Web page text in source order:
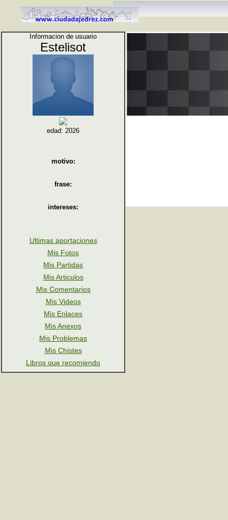
Informacion de usuario
Estelisot
edad: 2026
motivo:
frase:
intereses:
Ultimas aportaciones
Mis Fotos
Mis Partidas
Mis Articulos
Mis Comentarios
Mis Videos
Mis Enlaces
Mis Anexos
Mis Problemas
Mis Chistes
Libros que recomiendo